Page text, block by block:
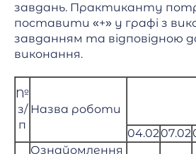
завдань. Практиканту
поставити «+» у графі з
завданням та відповідною
виконання.
№
з/
п
Назва роботи
04.0207.02
Ознайомлення